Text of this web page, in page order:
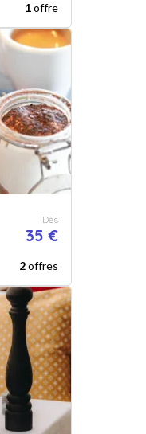
1offre
Dès
35 €
2offres